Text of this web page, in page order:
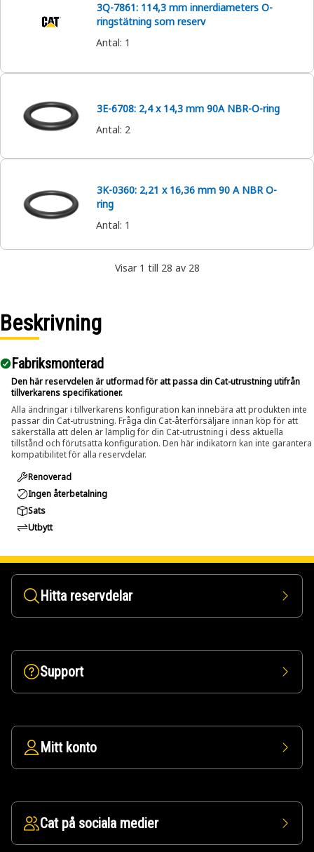
3Q-7861: 114,3 mm innerdiameters O-
ringstätning som reserv
Antal: 1
3E-6708: 2,4 x 14,3 mm 90A NBR-O-ring
Antal: 2
3K-0360: 2,21 x 16,36 mm 90 A NBR O-
ring
Antal: 1
Visar 1 till 28 av 28
Beskrivning
Fabriksmonterad
Den här reservdelen är utformad för att passa din Cat-utrustning utifrån
tillverkarens specifikationer.
Alla ändringar i tillverkarens konfiguration kan innebära att produkten inte
passar din Cat-utrustning. Fråga din Cat-återförsäljare innan köp för att
säkerställa att delen är lämplig för din Cat-utrustning i dess aktuella
tillstånd och förutsatta konfiguration. Den här indikatorn kan inte garantera
kompatibilitet för alla reservdelar.
Renoverad
Ingen återbetalning
Sats
Utbytt
Hitta reservdelar
Support
Mitt konto
Cat på sociala medier